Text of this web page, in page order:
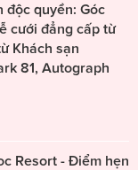
độc quyền: Góc
cưới đẳng cấp từ
Khách sạn
81, Autograph
Resort - Điểm hẹn